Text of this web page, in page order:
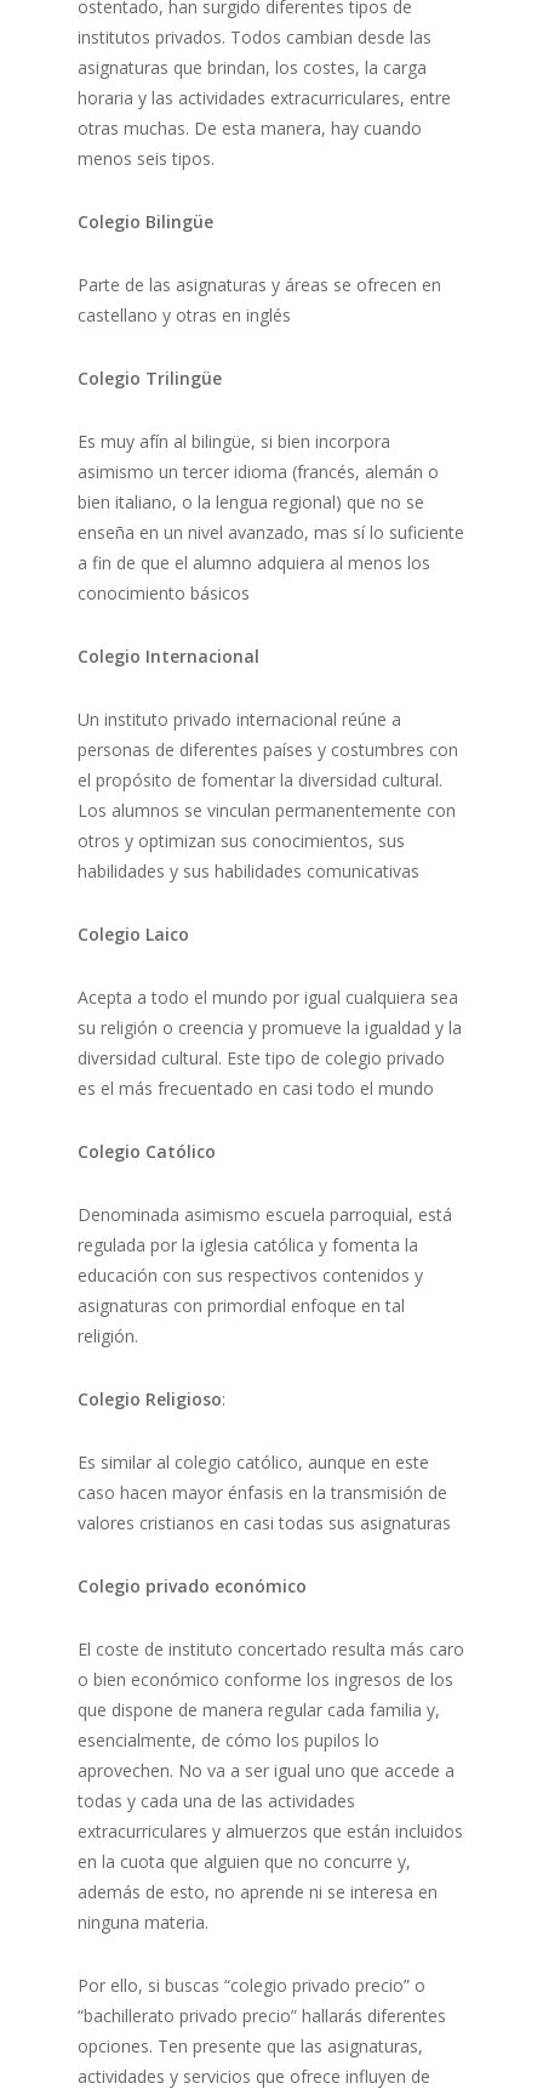
ostentado, han surgido diferentes tipos de
institutos privados. Todos cambian desde las
asignaturas que brindan, los costes, la carga
horaria y las actividades extracurriculares, entre
otras muchas. De esta manera, hay cuando
menos seis tipos.
Colegio Bilingüe
Parte de las asignaturas y áreas se ofrecen en
castellano y otras en inglés
Colegio Trilingüe
Es muy afín al bilingüe, si bien incorpora
asimismo un tercer idioma (francés, alemán o
bien italiano, o la lengua regional) que no se
enseña en un nivel avanzado, mas sí lo suficiente
a fin de que el alumno adquiera al menos los
conocimiento básicos
Colegio Internacional
Un instituto privado internacional reúne a
personas de diferentes países y costumbres con
el propósito de fomentar la diversidad cultural.
Los alumnos se vinculan permanentemente con
otros y optimizan sus conocimientos, sus
habilidades y sus habilidades comunicativas
Colegio Laico
Acepta a todo el mundo por igual cualquiera sea
su religión o creencia y promueve la igualdad y la
diversidad cultural. Este tipo de colegio privado
es el más frecuentado en casi todo el mundo
Colegio Católico
Denominada asimismo escuela parroquial, está
regulada por la iglesia católica y fomenta la
educación con sus respectivos contenidos y
asignaturas con primordial enfoque en tal
religión.
Colegio Religioso:
Es similar al colegio católico, aunque en este
caso hacen mayor énfasis en la transmisión de
valores cristianos en casi todas sus asignaturas
Colegio privado económico
El coste de instituto concertado resulta más caro
o bien económico conforme los ingresos de los
que dispone de manera regular cada familia y,
esencialmente, de cómo los pupilos lo
aprovechen. No va a ser igual uno que accede a
todas y cada una de las actividades
extracurriculares y almuerzos que están incluidos
en la cuota que alguien que no concurre y,
además de esto, no aprende ni se interesa en
ninguna materia.
Por ello, si buscas “colegio privado precio” o
“bachillerato privado precio” hallarás diferentes
opciones. Ten presente que las asignaturas,
actividades y servicios que ofrece influyen de